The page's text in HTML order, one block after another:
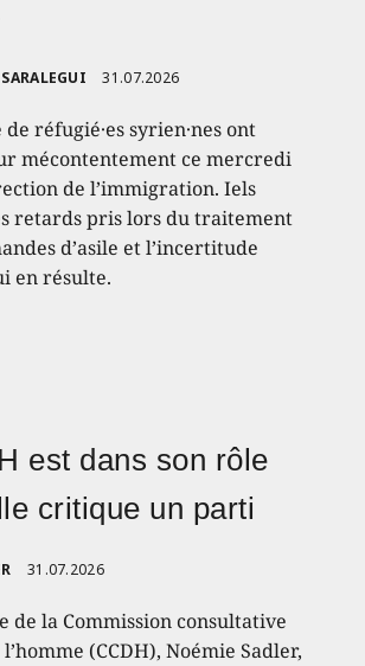
31.07.2026
réfugié·es syrien·nes ont
mécontentement ce mercredi
de l’immigration. Iels
retards pris lors du traitement
d’asile et l’incertitude
en résulte.
est dans son rôle
critique un parti
31.07.2026
de la Commission consultative
(CCDH), Noémie Sadler,